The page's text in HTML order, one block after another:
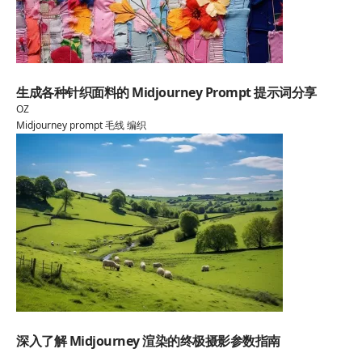
生成各种针织面料的 Midjourney Prompt 提示词分享
OZ
Midjourney prompt毛线编织
深入了解 Midjourney 渲染的终极摄影参数指南